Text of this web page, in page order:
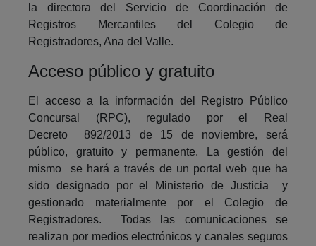
la directora del Servicio de Coordinación de
Registros Mercantiles del Colegio de
Registradores, Ana del Valle.
Acceso público y gratuito
El acceso a la información del Registro Público
Concursal (RPC), regulado por el Real
Decreto 892/2013 de 15 de noviembre, será
público, gratuito y permanente. La gestión del
mismo se hará a través de un portal web que ha
sido designado por el Ministerio de Justicia y
gestionado materialmente por el Colegio de
Registradores. Todas las comunicaciones se
realizan por medios electrónicos y canales seguros